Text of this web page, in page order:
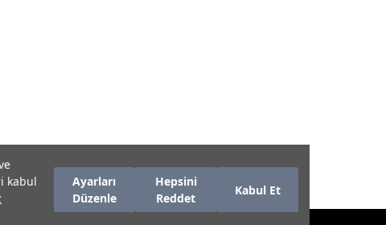
kabul
Ayarları
Düzenle
Hepsini
Reddet
Kabul Et